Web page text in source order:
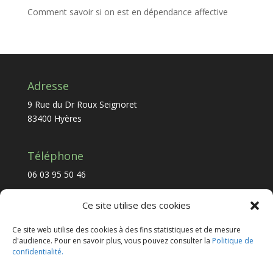
Ce site utilise des cookies
Ce site web utilise des cookies à des fins statistiques et de mesure
d'audience. Pour en savoir plus, vous pouvez consulter la Politique de
confidentialité.
Comment savoir si on est en dépendance affective
Adresse
9 Rue du Dr Roux Seignoret
83400 Hyères
Téléphone
06 03 95 50 46
psy.florentferres@gmail.com